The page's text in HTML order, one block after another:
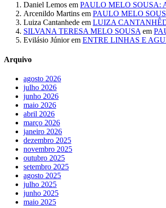
Daniel Lemos em PAULO MELO SOUSA: A
Arcenildo Martins em PAULO MELO
Luiza Cantanhede em LUIZA
SILVANA TERESA MELO SOUSA em
Evilásio Júniorem ENTRE LINHAS E
Arquivo
agosto 2026
julho 2026
junho 2026
maio 2026
abril 2026
março 2026
janeiro 2026
dezembro 2025
novembro 2025
outubro 2025
setembro 2025
agosto 2025
julho 2025
junho 2025
maio 2025